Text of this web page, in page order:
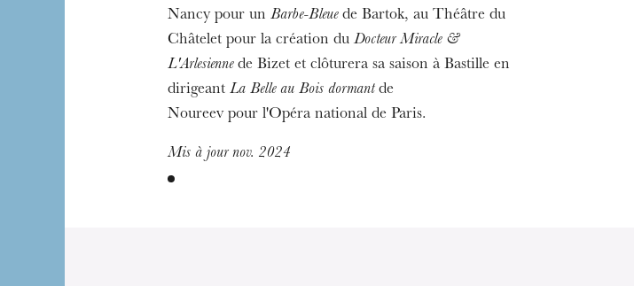
Nancy pour un Barbe-Bleuede Bartok, au Théâtre du
Châtelet pour la création duDocteur Miracle &
L'Arlesiennede Bizet et clôturera sa saison à Bastille en
dirigeant La Belle au Bois dormantde
Noureev pour l'Opéra national de Paris.
Mis à jour nov. 2024